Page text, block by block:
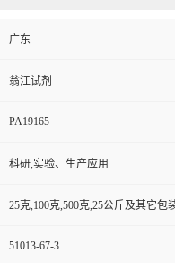
广东
翁江试剂
PA19165
科研,实验、生产应用
25克,100克,500克,25公斤及其它包
51013-67-3